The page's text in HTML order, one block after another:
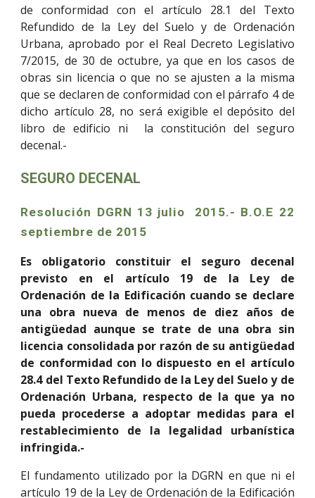
de conformidad con el artículo 28.1 del Texto
Refundido de la Ley del Suelo y de Ordenación
Urbana, aprobado por el Real Decreto Legislativo
7/2015, de 30 de octubre, ya que en los casos de
obras sin licencia o que no se ajusten a la misma
que se declaren de conformidad con el párrafo 4 de
dicho artículo 28, no será exigible el depósito del
libro de edificio ni la constitución del seguro
decenal.-
SEGURO DECENAL
Resolución DGRN 13 julio 2015.- B.O.E 22
septiembre de 2015
Es obligatorio constituir el seguro decenal
previsto en el artículo 19 de la Ley de
Ordenación de la Edificación cuando se declare
una obra nueva de menos de diez años de
antigüedad aunque se trate de una obra sin
licencia consolidada por razón de su antigüedad
de conformidad con lo dispuesto en el artículo
28.4 del Texto Refundido de la Ley del Suelo y de
Ordenación Urbana, respecto de la que ya no
pueda procederse a adoptar medidas para el
restablecimiento de la legalidad urbanística
infringida.-
El fundamento utilizado por la DGRN en que ni el
artículo 19 de la Ley de Ordenación de la Edificación